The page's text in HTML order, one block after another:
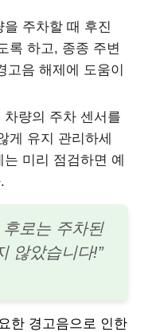
을 주차할 때 후진
록 하고, 종종 주변
고음 해제에 도움이
차량의 주차 센서를
게 유지 관리하세
미리 점검하면 예
로는 주차된
않았습니다!”
한 경고음으로 인한